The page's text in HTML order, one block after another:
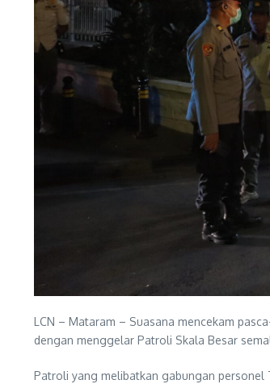
LCN – Mataram – Suasana mencekam
dengan menggelar Patroli Skala Besar
​Patroli yang melibatkan gabungan personel